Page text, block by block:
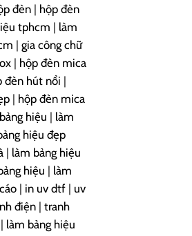
đèn| hộp đèn
tphcm | làm
| gia công chữ
| hộp đèn mica
đèn hút nổi |
| hộp đèn mica
bảng hiệu | làm
hiệu đẹp
| làm bảng hiệu
hiệu | làm
| in uv dtf| uv
điện| tranh
làm bảng hiệu